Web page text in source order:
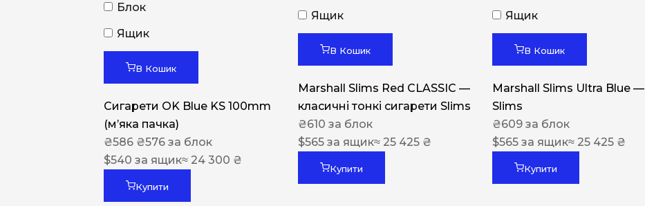
Arizona
Cigaronne
Сигарети LD
Блок
Ящик
В Кошик
Сигарети OK Blue KS 100mm
(м’яка пачка)
₴586 ₴576 за блок
$540 за ящик≈ 24 300 ₴
Купити
Ящик
В Кошик
Marshall Slims Red CLASSIC —
класичні тонкі сигарети Slims
₴610 за блок
$565 за ящик≈ 25 425 ₴
Купити
Ящик
В Кошик
Marshall Slims Ultra Blue —
Slims
₴609 за блок
$565 за ящик≈ 25 425 ₴
Купити